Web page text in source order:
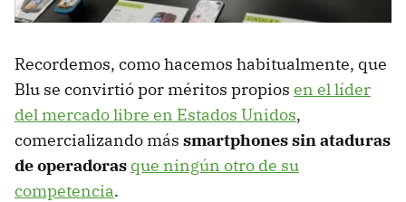
Recordemos, como hacemos habitualmente, que
Blu se convirtió por méritos propios en el líder
del mercado libre en Estados Unidos,
comercializando más smartphones sin ataduras
de operadoras que ningún otro de su
competencia.